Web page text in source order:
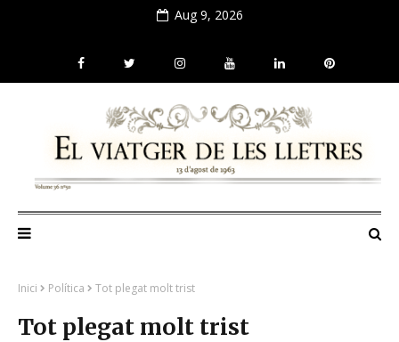
Aug 9, 2026
Inici Política Tot plegat molt trist
Tot plegat molt trist